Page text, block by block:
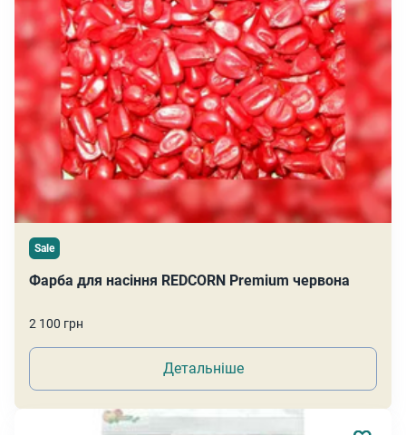
Sale
Фарба для насіння REDCORN Premium червона
2 100 грн
Детальніше